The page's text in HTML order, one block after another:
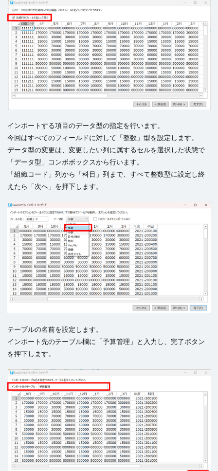
インポートする項目のデータ型の指定を行います。
今回はすべてのフィールドに対して「整数」型を設定します。
データ型の変更は、変更したい列に属するセルを選択した状態で
「データ型」コンボボックスから行います。
「組織コード」列から「科目」列まで、すべて整数型に設定し終
えたら「次へ」を押下します。
テーブルの名前を設定します。
インポート先のテーブル欄に「予算管理」と入力し、完了ボタン
を押下します。